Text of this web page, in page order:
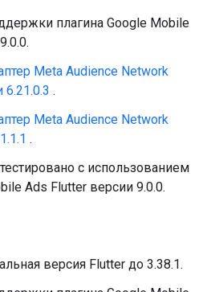
плагина Google Mobile
Meta Audience Network
6.21.0.3 .
Meta Audience Network
.
с использованием
Ads Flutter версии 9.0.0.
версия Flutter до 3.38.1.